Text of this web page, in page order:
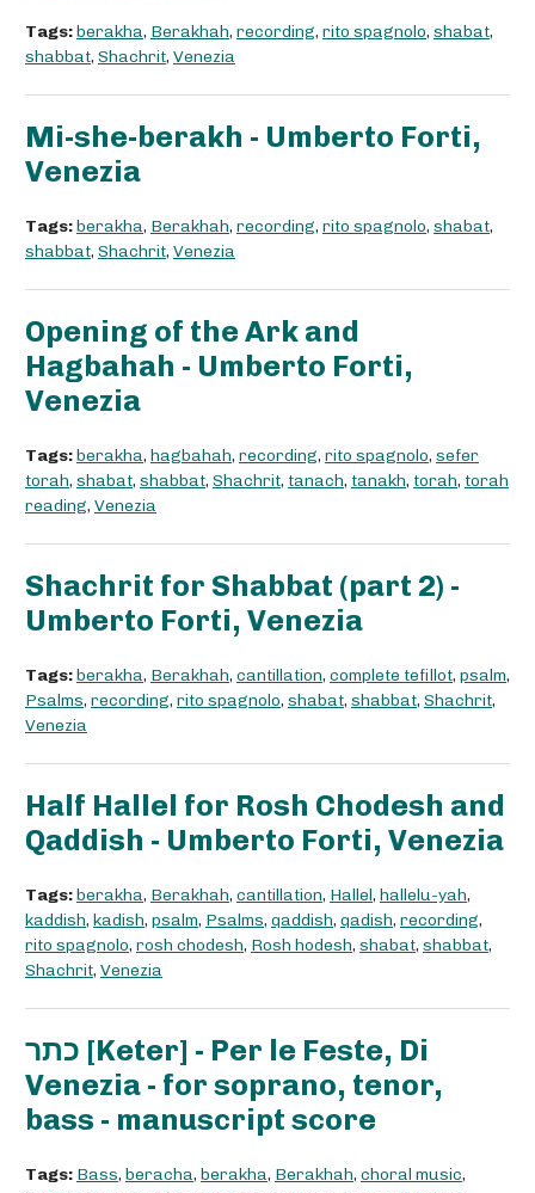
Tags:berakha, Berakhah, recording, rito spagnolo, shabat,
shabbat, Shachrit, Venezia
Mi-she-berakh - Umberto Forti,
Venezia
Tags:berakha, Berakhah, recording, rito spagnolo, shabat,
shabbat, Shachrit, Venezia
Opening of the Ark and
Hagbahah - Umberto Forti,
Venezia
Tags:berakha, hagbahah, recording, rito spagnolo, sefer
torah, shabat, shabbat, Shachrit, tanach, tanakh, torah, torah
reading, Venezia
Shachrit for Shabbat (part 2) -
Umberto Forti, Venezia
Tags:berakha, Berakhah, cantillation, complete tefillot, psalm,
Psalms, recording, rito spagnolo, shabat, shabbat, Shachrit,
Venezia
Half Hallel for Rosh Chodesh and
Qaddish - Umberto Forti, Venezia
Tags:berakha, Berakhah, cantillation, Hallel, hallelu-yah,
kaddish, kadish, psalm, Psalms, qaddish, qadish, recording,
rito spagnolo, rosh chodesh, Rosh hodesh, shabat, shabbat,
Shachrit, Venezia
כתר [Keter] - Per le Feste, Di
Venezia - for soprano, tenor,
bass - manuscript score
Tags: Bass, beracha, berakha, Berakhah, choral music,